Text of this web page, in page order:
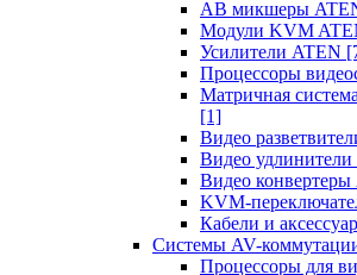
АВ микшеры
Модули KVM
Усилители ATEN
Процессоры
Матричная
[1]
Видео
Видео
Видео конвертеры
KVM-
Кабели и
Системы AV-
Процессоры для